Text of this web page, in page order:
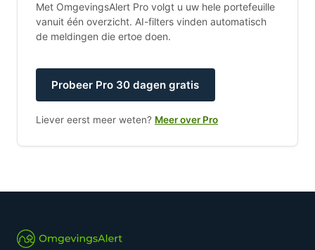
Met OmgevingsAlert Pro volgt u uw hele portefeuille
vanuit één overzicht. AI-filters vinden automatisch
de meldingen die ertoe doen.
Probeer Pro 30 dagen gratis
Liever eerst meer weten? Meer over Pro